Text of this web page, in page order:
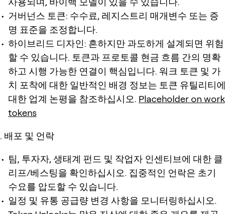
거버넌스 토큰: 수수료, 레지스트리 매개변수 또는 증
명 표준을 조정합니다.
하이브리드 디자인: 흔하지만 과도하게 설계되면 위험
할 수 있습니다. 토큰과 프로토콜 현금 흐름 간의 명확
하고 시행 가능한 연결이 핵심입니다. 워크 토큰 및 가
치 포착에 대한 일반적인 배경 정보는 토큰 유틸리티에
대한 업계 논평을 참조하십시오. Placeholder on work
tokens
배포 및 언락
팀, 투자자, 생태계 펀드 및 작업자 인센티브에 대한 클
리프/베스팅을 확인하십시오. 집중적인 언락은 초기
수요를 압도할 수 있습니다.
일정 및 유통 공급량 변경 사항을 모니터링하십시오.